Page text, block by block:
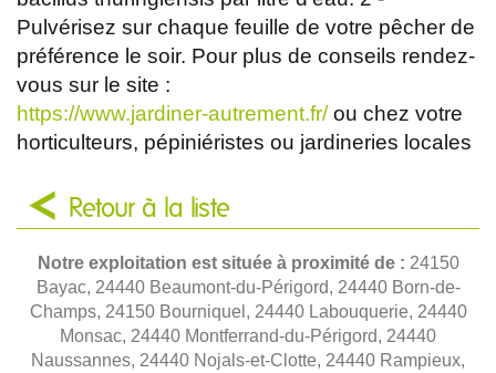
Pulvérisez sur chaque feuille de votre pêcher de
préférence le soir. Pour plus de conseils rendez-
vous sur le site :
https://www.jardiner-autrement.fr/ou chez votre
horticulteurs, pépiniéristes ou jardineries locales
Retour à la liste
Notre exploitation est située à proximité de : 24150
Bayac, 24440 Beaumont-du-Périgord, 24440 Born-de-
Champs, 24150 Bourniquel, 24440 Labouquerie, 24440
Monsac, 24440 Montferrand-du-Périgord, 24440
Naussannes, 24440 Nojals-et-Clotte, 24440 Rampieux,